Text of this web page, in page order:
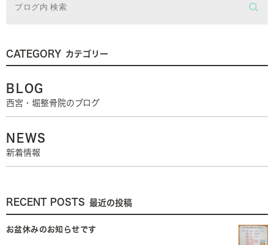
CATEGORY カテゴリー
BLOG
西宮・堀整骨院のブログ
NEWS
新着情報
RECENT POSTS 最近の投稿
お盆休みのお知らせです